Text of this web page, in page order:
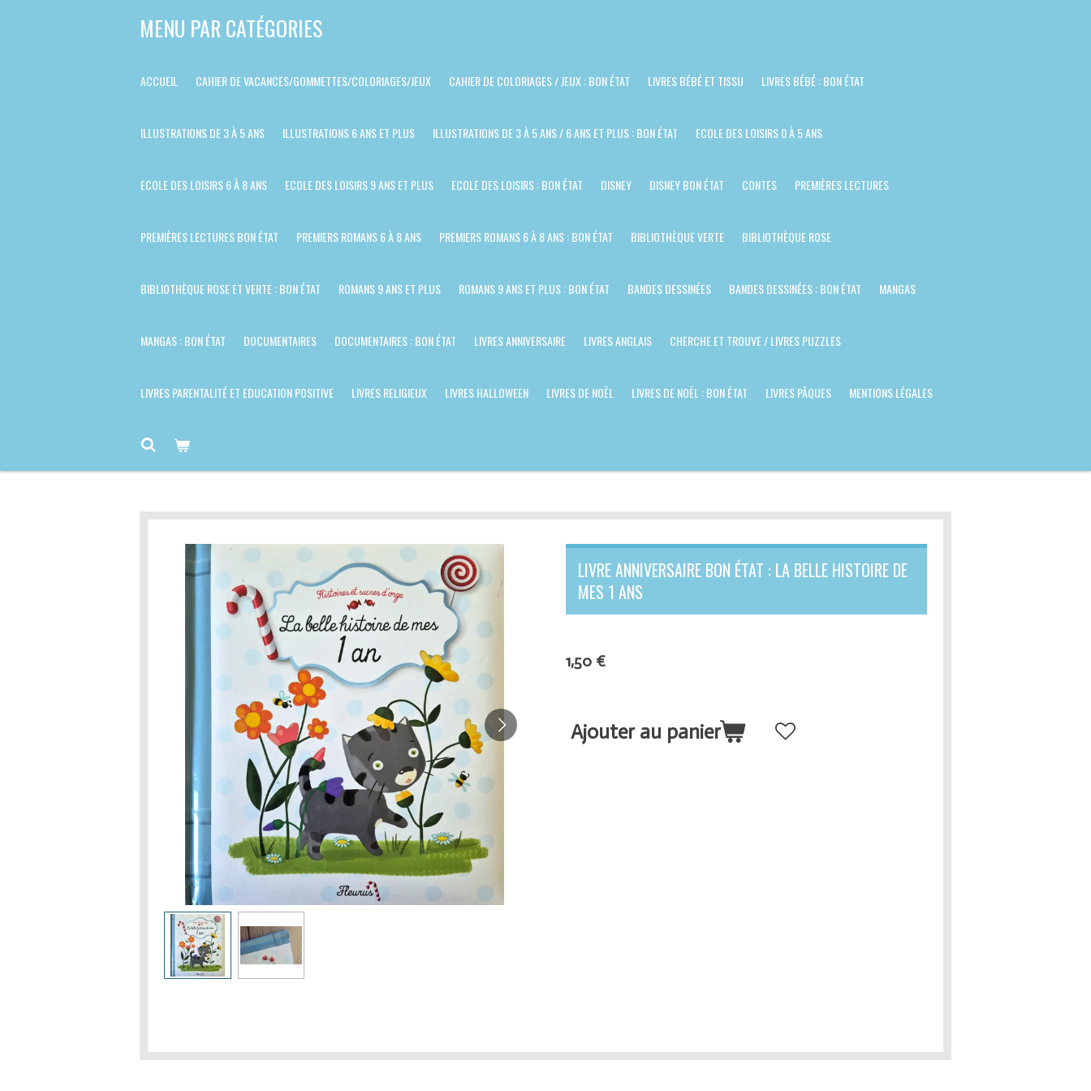
MENU PAR CATÉGORIES
ACCUEIL CAHIER DE VACANCES/GOMMETTES/COLORIAGES/JEUX CAHIER DE COLORIAGES / JEUX : BON ÉTAT LIVRES BÉBÉ ET TISSU LIVRES BÉBÉ : BON ÉTAT
ILLUSTRATIONS DE 3 À 5 ANS ILLUSTRATIONS 6 ANS ET PLUS ILLUSTRATIONS DE 3 À 5 ANS / 6 ANS ET PLUS : BON ÉTAT ECOLE DES LOISIRS 0 À 5 ANS
ECOLE DES LOISIRS 6 À 8 ANS ECOLE DES LOISIRS 9 ANS ET PLUS ECOLE DES LOISIRS : BON ÉTAT DISNEY DISNEY BON ÉTAT CONTES PREMIÈRES LECTURES
PREMIÈRES LECTURES BON ÉTAT PREMIERS ROMANS 6 À 8 ANS PREMIERS ROMANS 6 À 8 ANS : BON ÉTAT BIBLIOTHÈQUE VERTE BIBLIOTHÈQUE ROSE
BIBLIOTHÈQUE ROSE ET VERTE : BON ÉTAT ROMANS 9 ANS ET PLUS ROMANS 9 ANS ET PLUS : BON ÉTAT BANDES DESSINÉES BANDES DESSINÉES : BON ÉTAT MANGAS
MANGAS : BON ÉTAT DOCUMENTAIRES DOCUMENTAIRES : BON ÉTAT LIVRES ANNIVERSAIRE LIVRES ANGLAIS CHERCHE ET TROUVE / LIVRES PUZZLES
LIVRES PARENTALITÉ ET EDUCATION POSITIVE LIVRES RELIGIEUX LIVRES HALLOWEEN LIVRES DE NOËL LIVRES DE NOËL : BON ÉTAT LIVRES PÂQUES MENTIONS LÉGALES
LIVRE ANNIVERSAIRE BON ÉTAT : LA BELLE HISTOIRE DE
MES 1 ANS
1,50 €
Ajouter au panier